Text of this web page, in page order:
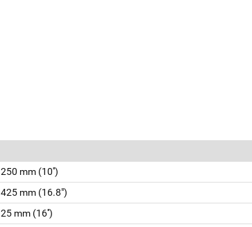
250 mm (10'')
425 mm (16.8")
25 mm (16'')